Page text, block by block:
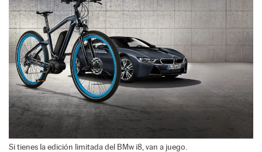
Si tienes la edición limitada del BMw i8, van a juego.